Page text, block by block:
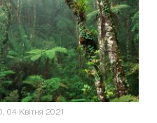
04 Квітня 2021